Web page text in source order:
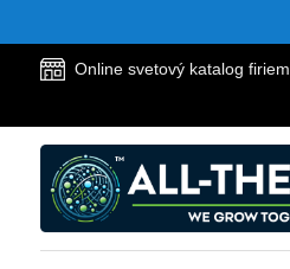
Online svetový katalog firiem